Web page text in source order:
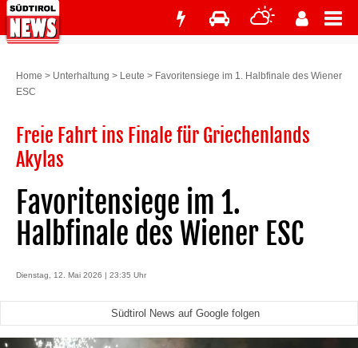
Home > Unterhaltung > Leute > Favoritensiege im 1. Halbfinale des Wiener
ESC
Freie Fahrt ins Finale für Griechenlands
Akylas
Favoritensiege im 1.
Halbfinale des Wiener ESC
Dienstag, 12. Mai 2026 | 23:35 Uhr
Südtirol News auf Google folgen